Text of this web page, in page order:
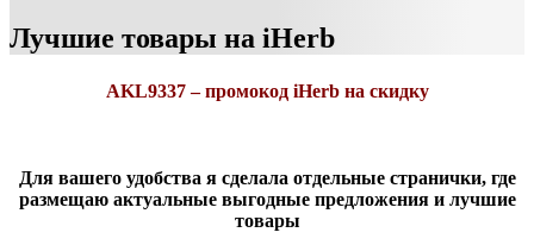
Лучшие товары на iHerb
AKL9337 – промокод iHerb на скидку
Для вашего удобства я сделала отдельные странички, где
размещаю актуальные выгодные предложения и лучшие
товары